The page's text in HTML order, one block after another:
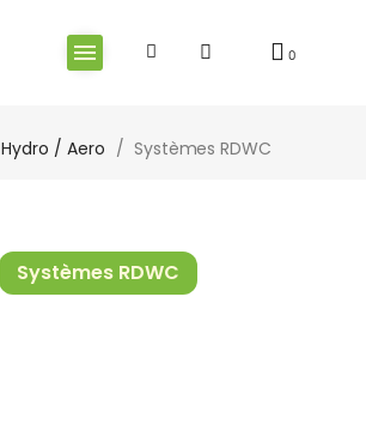
Hydro / Aero Systèmes RDWC
Systèmes RDWC